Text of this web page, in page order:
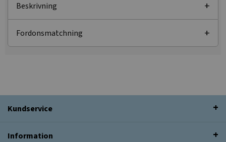
Beskrivning
Fordonsmatchning
Kundservice
Information